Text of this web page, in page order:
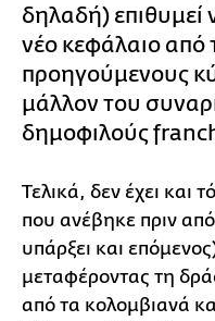
δηλαδή) επιθυμεί
νέο κεφάλαιο από
προηγούμενους
μάλλον του
δημοφιλούς
Τελικά, δεν έχει και
που ανέβηκε πριν από
υπάρξει και
μεταφέροντας τη
από τα κολομβιανά